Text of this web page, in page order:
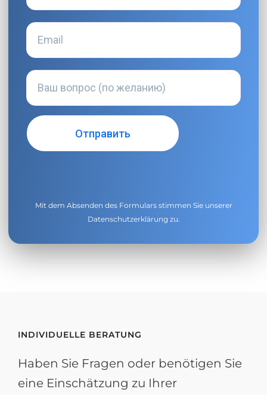
Mit dem Absenden des Formulars stimmen Sie unserer
Datenschutzerklärung zu.
INDIVIDUELLE BERATUNG
Haben Sie Fragen oder benötigen Sie
eine Einschätzung zu Ihrer